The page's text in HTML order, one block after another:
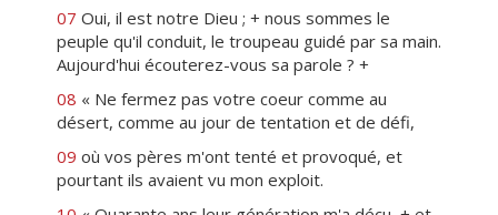
07 Oui, il est notre Dieu ; + nous sommes le
peuple qu'il conduit, le troupeau guidé par sa main.
Aujourd'hui écouterez-vous sa parole ? +
08 « Ne fermez pas votre coeur comme au
désert, comme au jour de tentation et de défi,
09 où vos pères m'ont tenté et provoqué, et
pourtant ils avaient vu mon exploit.